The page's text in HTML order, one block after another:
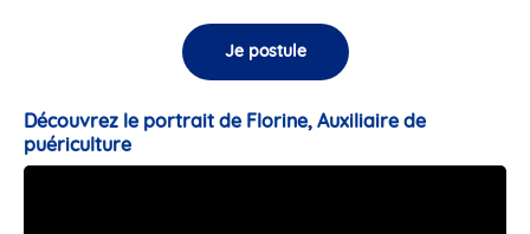
Je postule
Découvrez le portrait de Florine, Auxiliaire de
puériculture